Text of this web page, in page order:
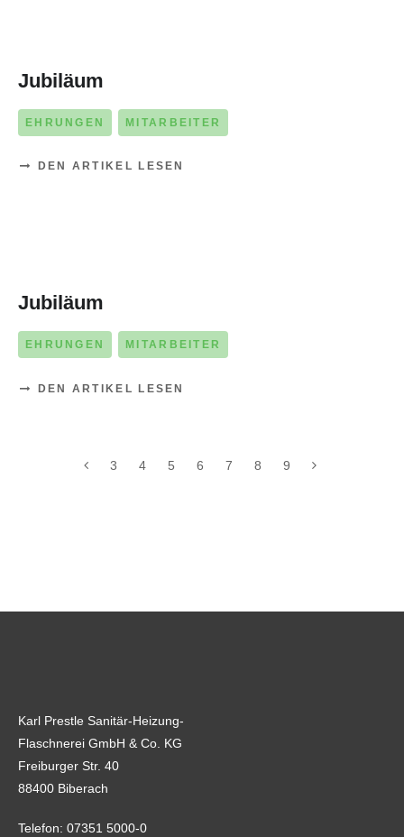
Jubiläum
EHRUNGEN MITARBEITER
DEN ARTIKEL LESEN
Jubiläum
EHRUNGEN MITARBEITER
DEN ARTIKEL LESEN
3 4 5 6 7 8 9
Karl Prestle Sanitär-Heizung-
Flaschnerei GmbH & Co. KG
Freiburger Str. 40
88400 Biberach
Telefon: 07351 5000-0